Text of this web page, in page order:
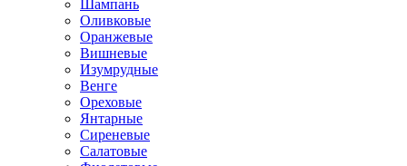
Шампань
Оливковые
Оранжевые
Вишневые
Изумрудные
Венге
Ореховые
Янтарные
Сиреневые
Салатовые